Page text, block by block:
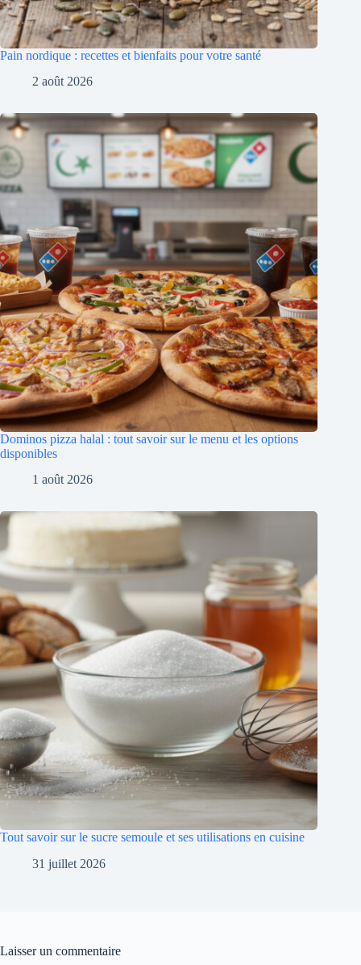
Pain nordique : recettes et bienfaits pour votre santé
2 août 2026
Dominos pizza halal : tout savoir sur le menu et les options
disponibles
1 août 2026
Tout savoir sur le sucre semoule et ses utilisations en cuisine
31 juillet 2026
Laisser un commentaire